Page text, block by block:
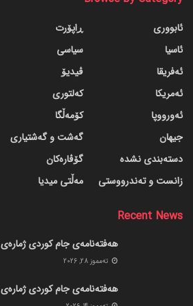
ئابووری
ئاسیا
ئەفریقا
ئەمریکا
ئەورووپا
جیهان
دسته‌بندی نشده
زانست و تەندرووستی
ڕاپۆرت
سیاسی
ڤیدیۆ
کەلتوری
کۆمەڵگا
گه‌شت و گه‌شتیاری
گۆڤاره‌کان
مەڵتی میدیا
Recent News
هەفتەنامەی جام کوردی ژمارەی 432
ته‌مموز 28, 2026
هەفتەنامەی جام کوردی ژمارەی 431